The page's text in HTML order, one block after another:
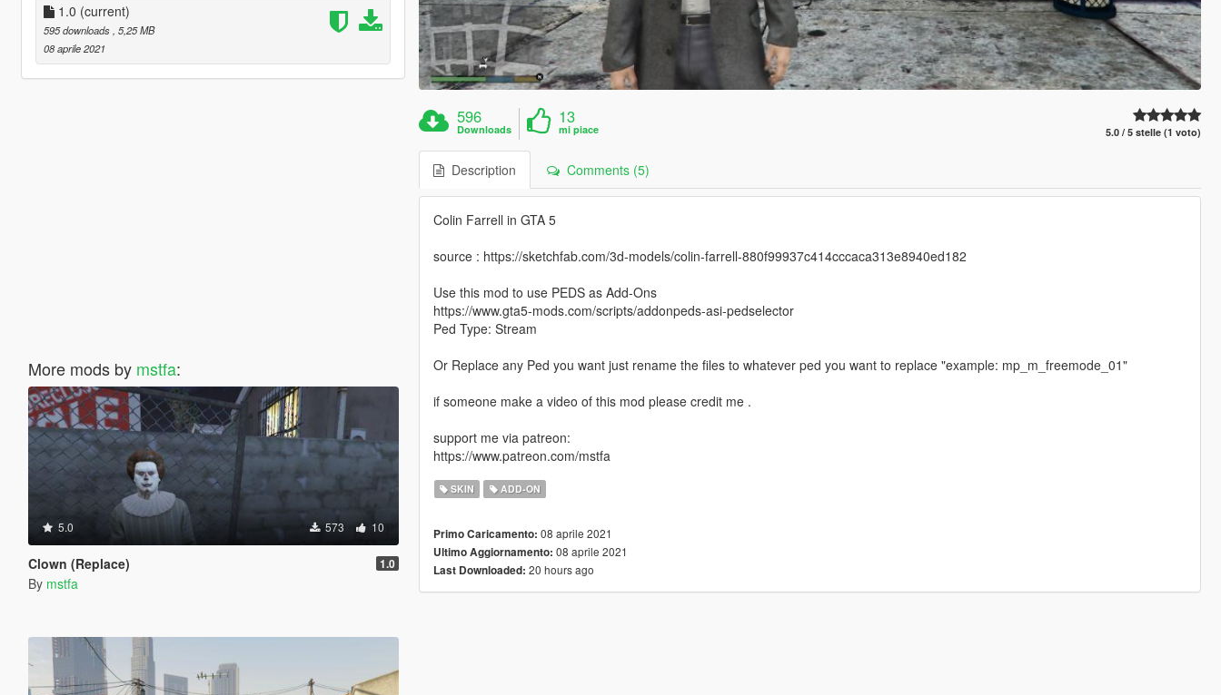
1.0 (current)
595 downloads , 5,25 MB
08 aprile 2021
More mods by mstfa:
5.0 573 10
Clown (Replace) 1.0
By mstfa
596
Downloads
13
mi piace 5.0 / 5 stelle (1 voto)
Description Comments (5)
Colin Farrell in GTA 5
source : https://sketchfab.com/3d-models/colin-farrell-880f99937c414cccaca313e8940ed182
Use this mod to use PEDS as Add-Ons
https://www.gta5-mods.com/scripts/addonpeds-asi-pedselector
Ped Type: Stream
Or Replace any Ped you want just rename the files to whatever ped you want to replace "example: mp_m_freemode_01"
if someone make a video of this mod please credit me .
support me via patreon:
https://www.patreon.com/mstfa
SKIN ADD-ON
Primo Caricamento: 08 aprile 2021
Ultimo Aggiornamento: 08 aprile 2021
Last Downloaded: 20 hours ago